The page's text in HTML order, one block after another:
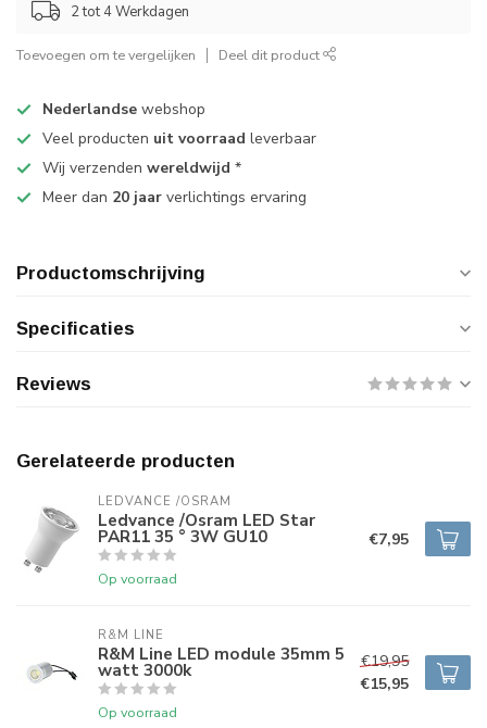
2 tot 4 Werkdagen
Toevoegen om te vergelijken Deel dit product
Nederlandse webshop
Veel producten uit voorraad leverbaar
Wij verzenden wereldwijd *
Meer dan 20 jaar verlichtings ervaring
Productomschrijving
Specificaties
Reviews
Gerelateerde producten
LEDVANCE /OSRAM
Ledvance /Osram LED Star
PAR11 35 ° 3W GU10
Op voorraad
€7,95
R&M LINE
R&M Line LED module 35mm 5
watt 3000k
Op voorraad
€19,95
€15,95